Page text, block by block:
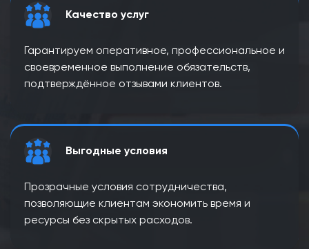
Качество услуг
Гарантируем оперативное, профессиональное и
своевременное выполнение обязательств,
подтверждённое отзывами клиентов.
Выгодные условия
Прозрачные условия сотрудничества,
позволяющие клиентам экономить время и
ресурсы без скрытых расходов.